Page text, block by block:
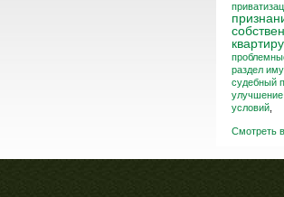
раздел
судебный
условий
Смотреть